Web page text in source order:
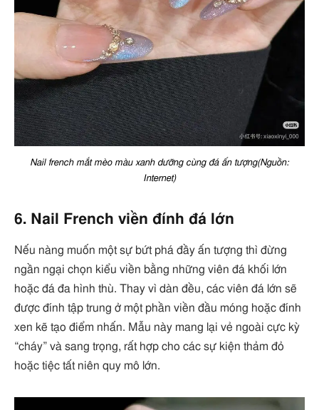
Nail french mắt mèo màu xanh dưỡng cùng đá ấn tượng(Nguồn:
Internet)
6. Nail French viền đính đá lớn
Nếu nàng muốn một sự bứt phá đầy ấn tượng thì đừng
ngần ngại chọn kiểu viền bằng những viên đá khối lớn
hoặc đá đa hình thù. Thay vì dàn đều, các viên đá lớn sẽ
được đính tập trung ở một phần viền đầu móng hoặc đính
xen kẽ tạo điểm nhấn. Mẫu này mang lại vẻ ngoài cực kỳ
“cháy” và sang trọng, rất hợp cho các sự kiện thảm đỏ
hoặc tiệc tất niên quy mô lớn.